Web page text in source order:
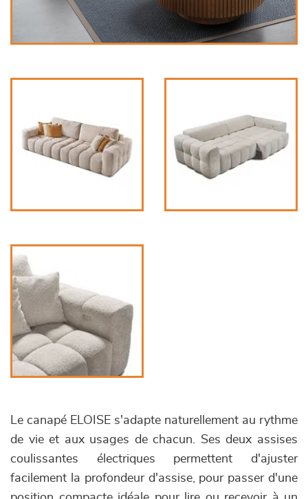
Le canapé ELOISE s'adapte naturellement au rythme
de vie et aux usages de chacun. Ses deux assises
coulissantes électriques permettent d'ajuster
facilement la profondeur d'assise, pour passer d'une